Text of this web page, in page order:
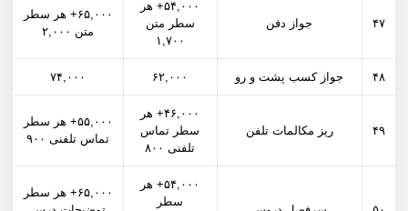
۴۷ جواز دفن
۵۴,۰۰۰+ هر
سطر متن
۱,۷۰۰
۶۵,۰۰۰+ هر سطر
متن ۲,۰۰۰
۴۸ جواز کسب پشت و رو ۶۲,۰۰۰ ۷۴,۰۰۰
۴۹ ریز مکالمات تلفن
۴۶,۰۰۰+ هر
سطر تماس
تلفنی ۸۰۰
۵۵,۰۰۰+ هر سطر
تماس تلفنی ۹۰۰
۵۴,۰۰۰+ هر
سطر
۶۵,۰۰۰+ هر سطر